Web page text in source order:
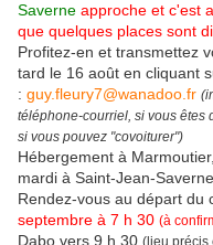
Saverne approche et c'est
que quelques places sont
Profitez-en et transmettez
tard le 16 août en cliquant
: guy.fleury7@wanadoo.fr
téléphone-courriel, si vous êtes
si vous pouvez "covoiturer")
Hébergement à
mardi à Saint-Jean-Saverne.
Rendez-vous au départ du
septembre à 7 h 30 (à
Dabo vers 9 h 30 (lieu précis